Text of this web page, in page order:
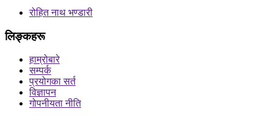
रोहित नाथ भण्डारी
लिङ्कहरू
हाम्रोबारे
सम्पर्क
प्रयोगका सर्त
विज्ञापन
गोपनीयता नीति